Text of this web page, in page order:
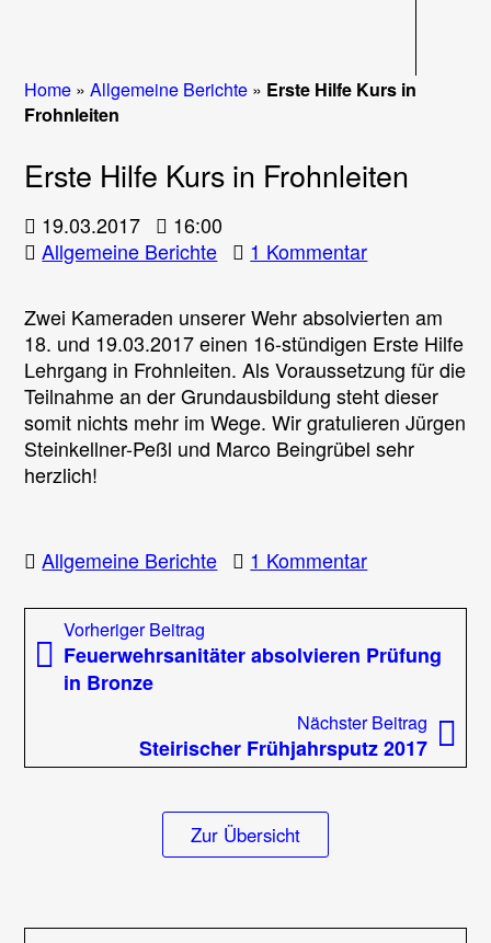
Home »Allgemeine Berichte » Erste Hilfe Kurs in
Frohnleiten
Erste Hilfe Kurs in Frohnleiten
19.03.2017
16:00
Allgemeine Berichte
1 Kommentarzu
Kurs
in
Frohnleiten
Zwei Kameraden unserer Wehr absolvierten am
18. und 19.03.2017 einen 16-stündigen Erste Hilfe
Lehrgang in Frohnleiten. Als Voraussetzung für die
Teilnahme an der Grundausbildung steht dieser
somit nichts mehr im Wege. Wir gratulieren Jürgen
Steinkellner-Peßl und Marco Beingrübel sehr
herzlich!
Allgemeine Berichte 1 Kommentarzu
Hilfe
in
Beitragsnavigation
Vorheriger Beitrag
Beitrag:
Feuerwehrsanitäter absolvieren Prüfung
in Bronze
Nächster Beitrag
Steirischer Frühjahrsputz 2017
Zur Übersicht